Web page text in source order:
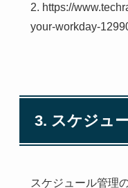
2. https://
your-workday-
3. スケジュ
スケジュール管理